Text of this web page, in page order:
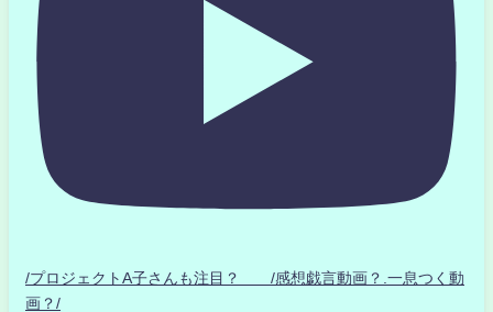
/プロジェクトA子さんも注目？ /感想戯言動画？.一息つく動
画？/